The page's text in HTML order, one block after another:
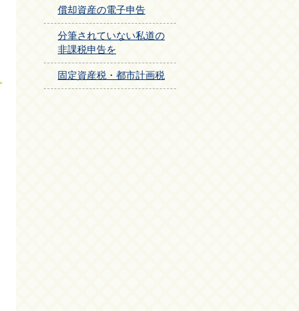
償却資産の電子申告
分筆されていない私道の
非課税申告を
固定資産税・都市計画税